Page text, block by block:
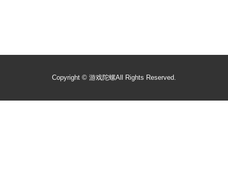
Copyright © 游戏陀螺All Rights Reserved.